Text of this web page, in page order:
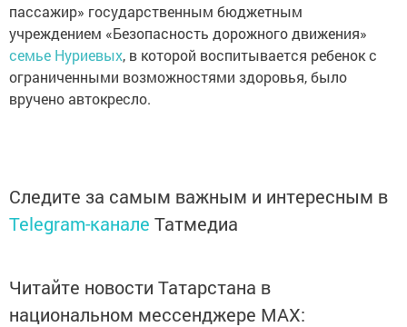
пассажир» государственным бюджетным
учреждением «Безопасность дорожного движения»
семье Нуриевых, в которой воспитывается ребенок с
ограниченными возможностями здоровья, было
вручено автокресло.
Следите за самым важным и интересным в
Telegram-канале Татмедиа
Читайте новости Татарстана в
национальном мессенджере MАХ: